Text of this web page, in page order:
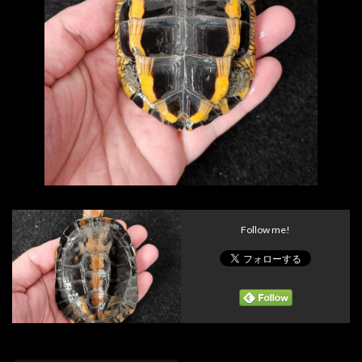
Follow me!